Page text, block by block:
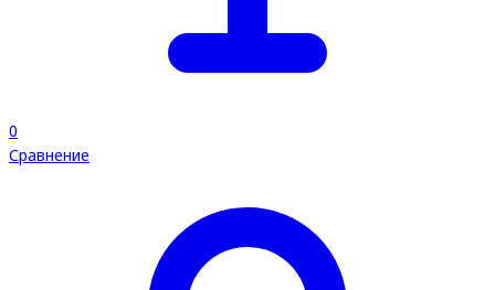
0
Сравнение